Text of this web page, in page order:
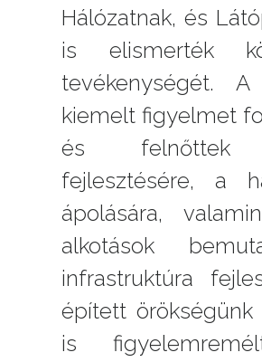
Hálózatnak, és
is elismerték
tevékenységét. A
kiemelt figyelmet
és felnőttek
fejlesztésére, a
ápolására,
alkotások
infrastruktúra
épített örökségünk
is